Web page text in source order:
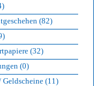
(82)
(32)
(0)
Geldscheine (11)